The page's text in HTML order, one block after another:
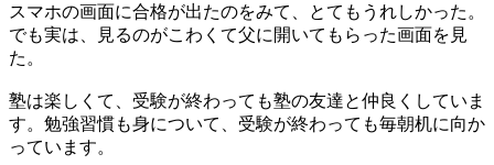
スマホの画面に合格が出たのをみて、とてもうれしかった。
でも実は、見るのがこわくて父に開いてもらった画面を見
た。
塾は楽しくて、受験が終わっても塾の友達と仲良くしていま
す。勉強習慣も身について、受験が終わっても毎朝机に向か
っています。